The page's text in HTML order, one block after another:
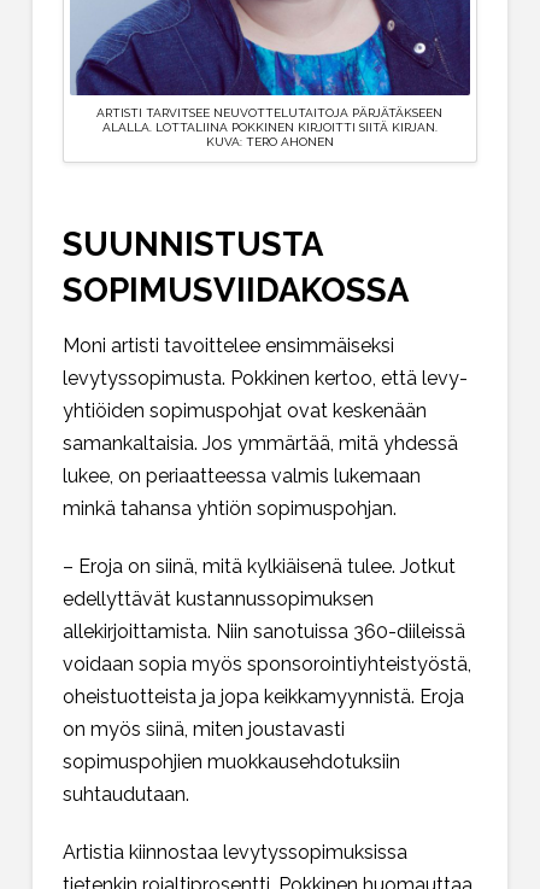
ARTISTI TARVITSEE NEUVOTTELUTAITOJA PÄRJÄTÄKSEEN
ALALLA. LOTTALIINA POKKINEN KIRJOITTI SIITÄ KIRJAN.
KUVA: TERO AHONEN
SUUNNISTUSTA
SOPIMUSVIIDAKOSSA
Moni artisti tavoittelee ensimmäiseksi
levytyssopimusta. Pokkinen kertoo, että levy-
yhtiöiden sopimuspohjat ovat keskenään
samankaltaisia. Jos ymmärtää, mitä yhdessä
lukee, on periaatteessa valmis lukemaan
minkä tahansa yhtiön sopimuspohjan.
– Eroja on siinä, mitä kylkiäisenä tulee. Jotkut
edellyttävät kustannussopimuksen
allekirjoittamista. Niin sanotuissa 360-diileissä
voidaan sopia myös sponsorointiyhteistyöstä,
oheistuotteista ja jopa keikkamyynnistä. Eroja
on myös siinä, miten joustavasti
sopimuspohjien muokkausehdotuksiin
suhtaudutaan.
Artistia kiinnostaa levytyssopimuksissa